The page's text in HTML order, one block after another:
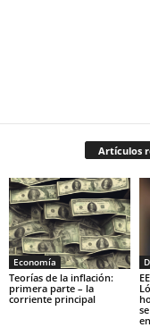
Artículos
Economía
Teorías de la inflación:
primera parte – la
corriente principal